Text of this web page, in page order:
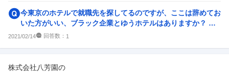
今東京のホテルで就職先を探してるのですが、ここは辞めてお
いた方がいい、ブラック企業とゆうホテルはありますか？ 私
が考えているのは東京會...
2021/02/14 回答数： 1
株式会社八芳園の